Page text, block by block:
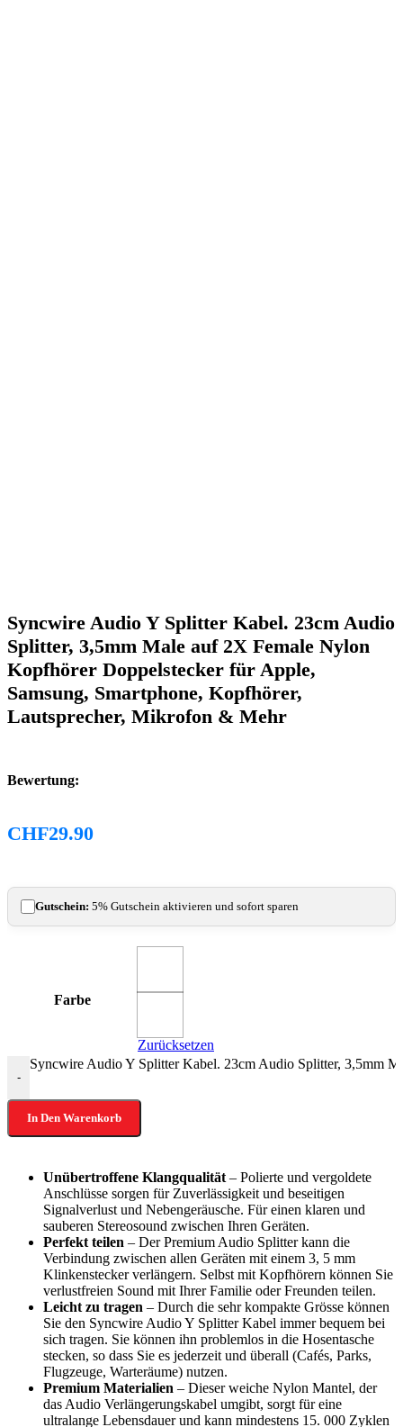
Syncwire Audio Y Splitter Kabel. 23cm Audio
Splitter, 3,5mm Male auf 2X Female Nylon
Kopfhörer Doppelstecker für Apple,
Samsung, Smartphone, Kopfhörer,
Lautsprecher, Mikrofon & Mehr
Bewertung:
CHF29.90
Gutschein: 5% Gutschein aktivieren und sofort sparen
Farbe
Zurücksetzen
-
Syncwire Audio Y Splitter Kabel. 23cm Audio Splitter, 3,5mm
In Den Warenkorb
Unübertroffene Klangqualität – Polierte und vergoldete
Anschlüsse sorgen für Zuverlässigkeit und beseitigen
Signalverlust und Nebengeräusche. Für einen klaren und
sauberen Stereosound zwischen Ihren Geräten.
Perfekt teilen – Der Premium Audio Splitter kann die
Verbindung zwischen allen Geräten mit einem 3, 5 mm
Klinkenstecker verlängern. Selbst mit Kopfhörern können Sie
verlustfreien Sound mit Ihrer Familie oder Freunden teilen.
Leicht zu tragen – Durch die sehr kompakte Grösse können
Sie den Syncwire Audio Y Splitter Kabel immer bequem bei
sich tragen. Sie können ihn problemlos in die Hosentasche
stecken, so dass Sie es jederzeit und überall (Cafés, Parks,
Flugzeuge, Warteräume) nutzen.
Premium Materialien – Dieser weiche Nylon Mantel, der
das Audio Verlängerungskabel umgibt, sorgt für eine
ultralange Lebensdauer und kann mindestens 15. 000 Zyklen